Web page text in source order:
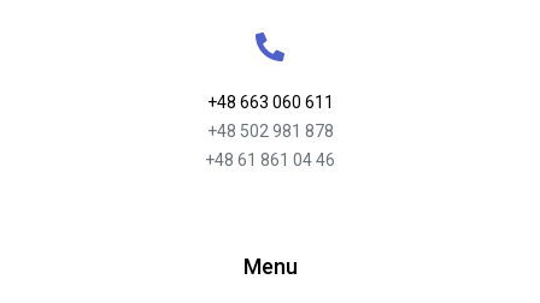
+48 663 060 611
+48 502 981 878
+48 61 861 04 46
Menu